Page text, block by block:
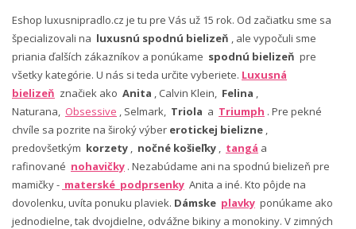
Eshop luxusnipradlo.cz je tu pre Vás už 15 rok. Od začiatku sme sa
špecializovali na luxusnú spodnú bielizeň , ale vypočuli sme
priania ďalších zákazníkov a ponúkame spodnú bielizeň pre
všetky kategórie. U nás si teda určite vyberiete. Luxusná
bielizeň značiek ako Anita , Calvin Klein, Felina ,
Naturana, Obsessive , Selmark, Triola a Triumph . Pre pekné
chvíle sa pozrite na široký výber erotickej bielizne ,
predovšetkým korzety , nočné košieľky , tangá a
rafinované nohavičky . Nezabúdame ani na spodnú bielizeň pre
mamičky - materské podprsenky Anita a iné. Kto pôjde na
dovolenku, uvíta ponuku plaviek. Dámske plavky ponúkame ako
jednodielne, tak dvojdielne, odvážne bikiny a monokiny. V zimných